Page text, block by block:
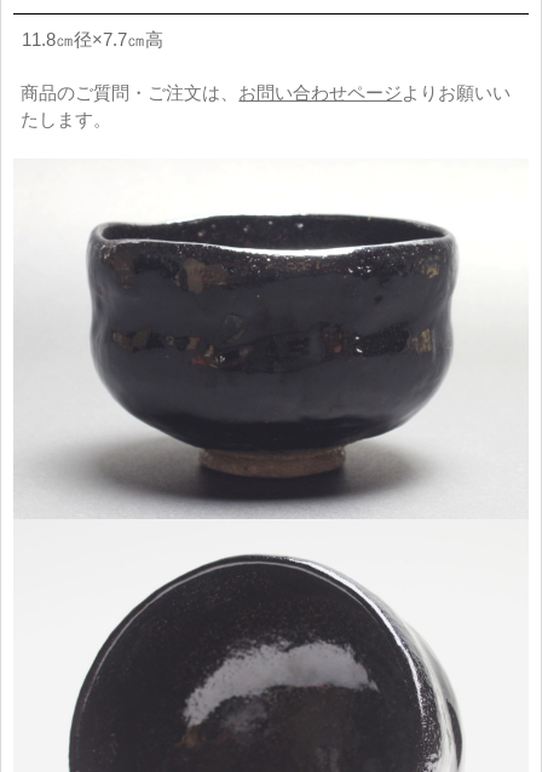
11.8㎝径×7.7㎝高
商品のご質問・ご注文は、 お問い合わせページよりお願いい
たします。